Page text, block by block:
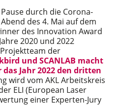
durch die Corona-
des 4. Mai auf dem
des Innovation Award
2020 und 2022
der
und SCANLAB macht
Jahr 2022 den dritten
wird vom AKL Arbeitskreis
ELI (European Laser
einer Experten-Jury